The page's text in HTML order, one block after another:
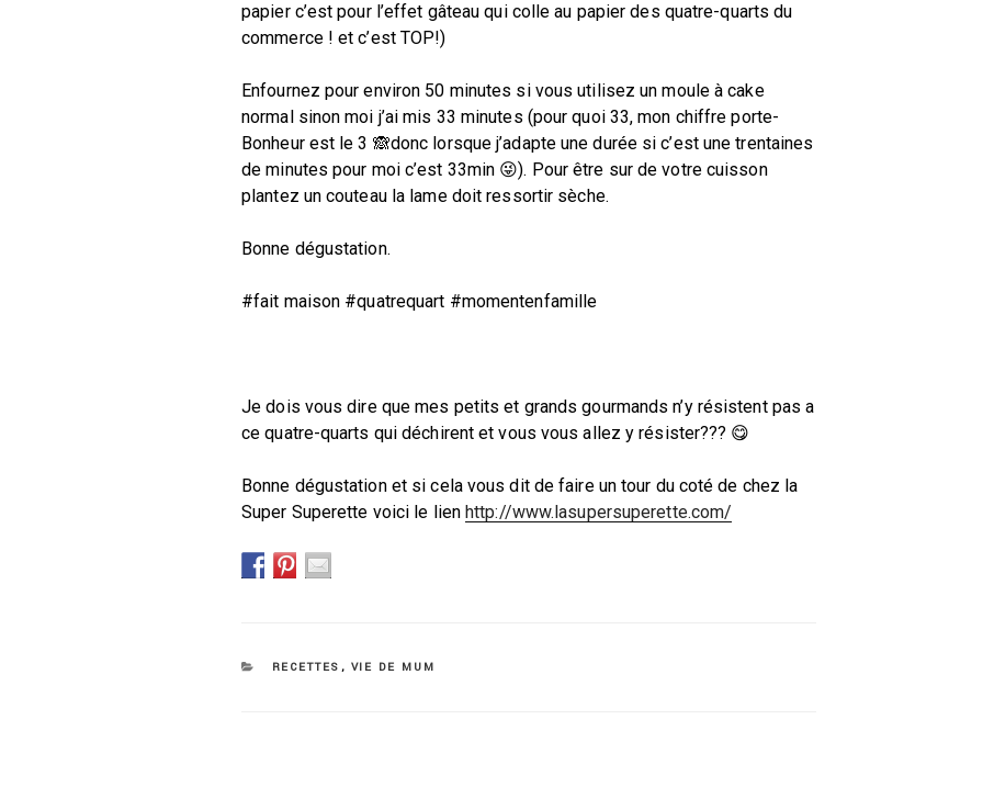
papier c’est pour l’effet gâteau qui colle au papier des quatre-quarts du
commerce ! et c’est TOP!)
Enfournez pour environ 50 minutes si vous utilisez un moule à cake
normal sinon moi j’ai mis 33 minutes (pour quoi 33, mon chiffre porte-
Bonheur est le 3 🙈donc lorsque j’adapte une durée si c’est une trentaines
de minutes pour moi c’est 33min 😜). Pour être sur de votre cuisson
plantez un couteau la lame doit ressortir sèche.
Bonne dégustation.
#fait maison #quatrequart #momentenfamille
Je dois vous dire que mes petits et grands gourmands n’y résistent pas a
ce quatre-quarts qui déchirent et vous vous allez y résister??? 😋
Bonne dégustation et si cela vous dit de faire un tour du coté de chez la
Super Superette voici le lien http://www.lasupersuperette.com/
CATÉGORIES
RECETTES , VIE DE MUM